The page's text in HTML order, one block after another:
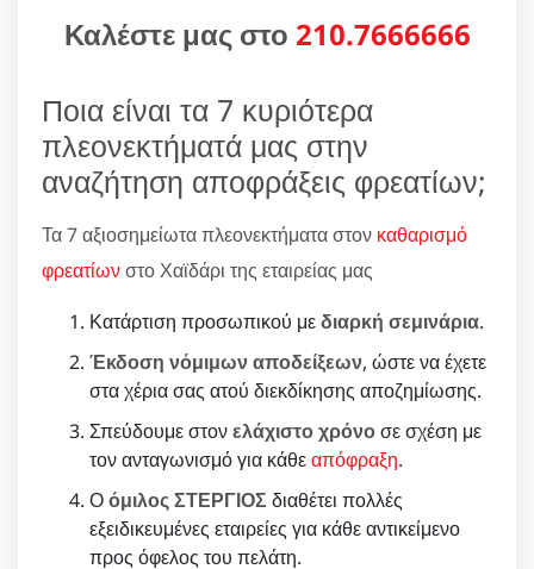
Καλέστε μας στο 210.7666666
Ποια είναι τα 7 κυριότερα
πλεονεκτήματά μας στην
αναζήτηση αποφράξεις φρεατίων;
Τα 7 αξιοσημείωτα πλεονεκτήματα στον καθαρισμό
φρεατίωνστο Χαϊδάρι της εταιρείας μας
Κατάρτιση προσωπικού μεδιαρκή σεμινάρια.
Έκδοση νόμιμων αποδείξεων, ώστε να έχετε
στα χέρια σας ατού διεκδίκησης αποζημίωσης.
Σπεύδουμε στονελάχιστο χρόνοσε σχέση με
τον ανταγωνισμό για κάθεαπόφραξη.
Οόμιλος ΣΤΕΡΓΙΟΣ διαθέτει πολλές
εξειδικευμένες εταιρείες για κάθε αντικείμενο
προς όφελος του πελάτη.